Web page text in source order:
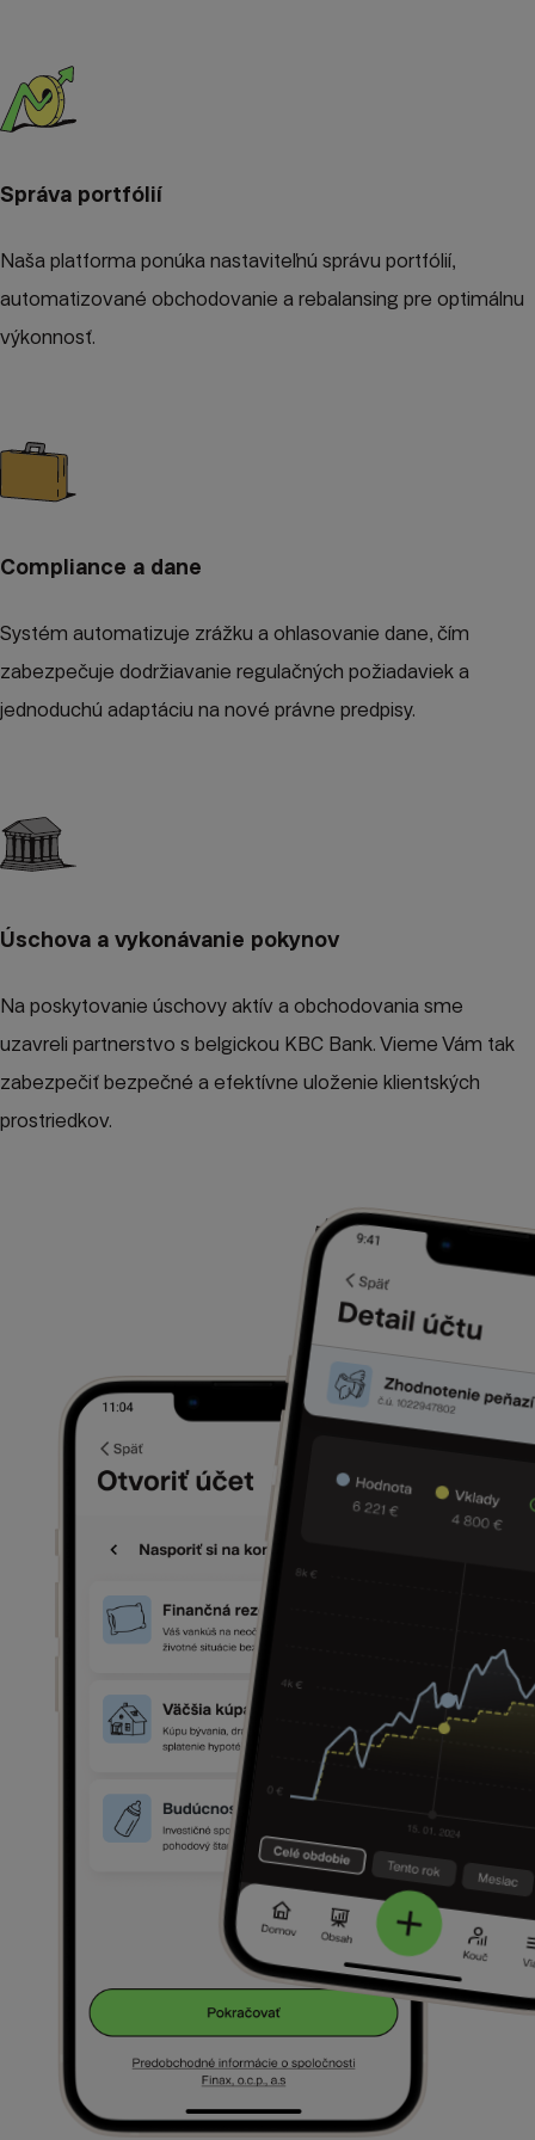
Správa portfólií
Naša platforma ponúka nastaviteľnú správu portfólií,
automatizované obchodovanie a rebalansing pre optimálnu
výkonnosť.
Compliance a dane
Systém automatizuje zrážku a ohlasovanie dane, čím
zabezpečuje dodržiavanie regulačných požiadaviek a
jednoduchú adaptáciu na nové právne predpisy.
Úschova a vykonávanie pokynov
Na poskytovanie úschovy aktív a obchodovania sme
uzavreli partnerstvo s belgickou KBC Bank. Vieme Vám tak
zabezpečiť bezpečné a efektívne uloženie klientských
prostriedkov.